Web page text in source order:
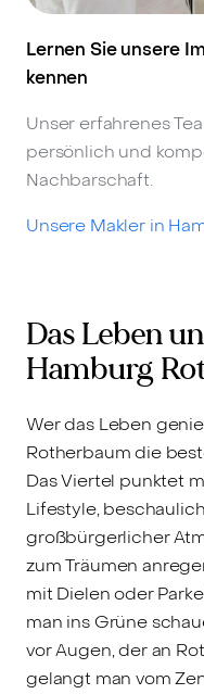
Lernen Sie unsere
kennen
Unser erfahrenes
persönlich und
Nachbarschaft.
Unsere Makler in
Das Leben
Hamburg
Wer das Leben
Rotherbaum die
Das Viertel punktet
Lifestyle,
großbürgerlicher
zum Träumen
mit Dielen oder
man ins Grüne
vor Augen, der an
gelangt man vom